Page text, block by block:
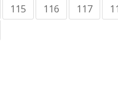
115 116 117